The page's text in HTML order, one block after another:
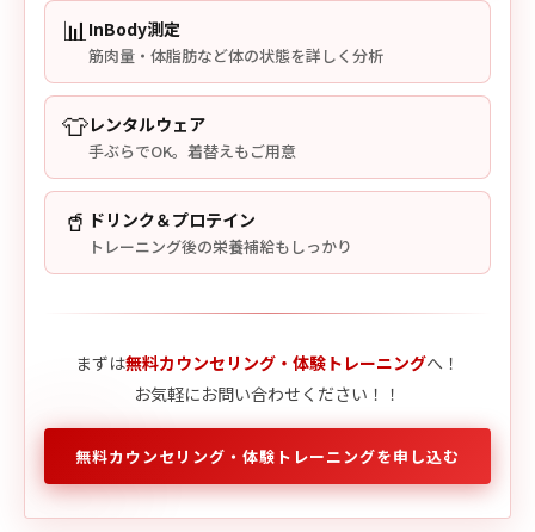
📊 InBody測定
筋肉量・体脂肪など体の状態を詳しく分析
👕レンタルウェア
手ぶらでOK。着替えもご用意
🥤 ドリンク＆プロテイン
トレーニング後の栄養補給もしっかり
まずは無料カウンセリング・体験トレーニングへ！
お気軽にお問い合わせください！！
無料カウンセリング・体験トレーニングを申し込む